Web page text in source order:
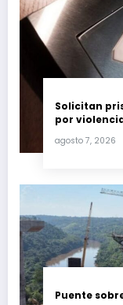
Solicitan
por
agosto 7, 2026
Puente